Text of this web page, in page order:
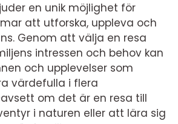
en unik möjlighet för
att utforska, uppleva och
Genom att välja en resa
intressen och behov kan
och upplevelser som
värdefulla i flera
om det är en resa till
i naturen eller att lära sig